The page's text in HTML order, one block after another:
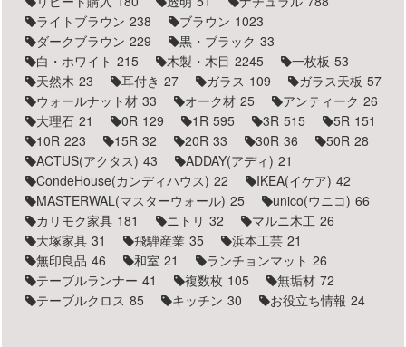
ライトブラウン 238 ブラウン 1023
ダークブラウン 229 黒・ブラック 33
白・ホワイト 215 木製・木目 2245 一枚板 53
天然木 23 耳付き 27 ガラス 109 ガラス天板 57
ウォールナット材 33 オーク材 25 アンティーク 26
大理石 21 0R 129 1R 595 3R 515 5R 151
10R 223 15R 32 20R 33 30R 36 50R 28
ACTUS(アクタス) 43 ADDAY(アディ) 21
CondeHouse(カンディハウス) 22 IKEA(イケア) 42
MASTERWAL(マスターウォール) 25 unico(ウニコ) 66
カリモク家具 181 ニトリ 32 マルニ木工 26
大塚家具 31 飛騨産業 35 浜本工芸 21
無印良品 46 和室 21 ランチョンマット 26
テーブルランナー 41 複数枚 105 無垢材 72
テーブルクロス 85 キッチン 30 お役立ち情報 24